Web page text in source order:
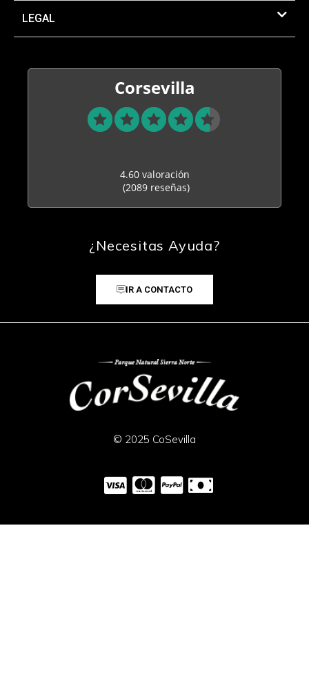
LEGAL
Corsevilla
4.60 valoración
(2089 reseñas)
¿Necesitas Ayuda?
IR A CONTACTO
© 2025 CoSevilla